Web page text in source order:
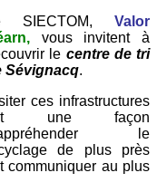
SIECTOM, Valor
vous invitent à
le centre de tri
Sévignacq.
ces infrastructures
une façon
le
de plus près
communiquer au plus